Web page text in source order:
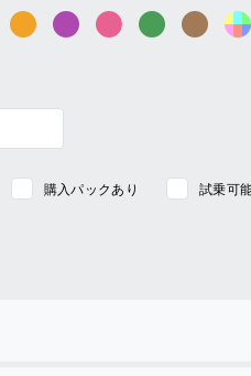
イエロー系オレンジ系パープル系ピンク系 グリーン系ブラウ
購入パックあり
試乗可